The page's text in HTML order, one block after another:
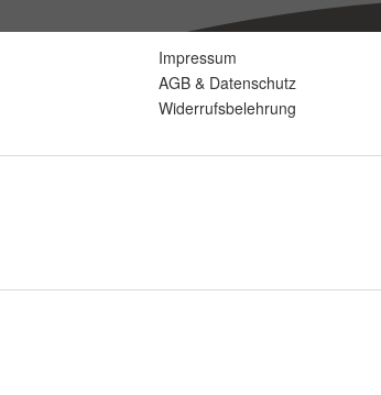
Impressum
AGB & Datenschutz
Widerrufsbelehrung